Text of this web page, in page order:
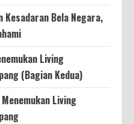
Kesadaran Bela Negara,
Living
(Bagian Kedua)
Living